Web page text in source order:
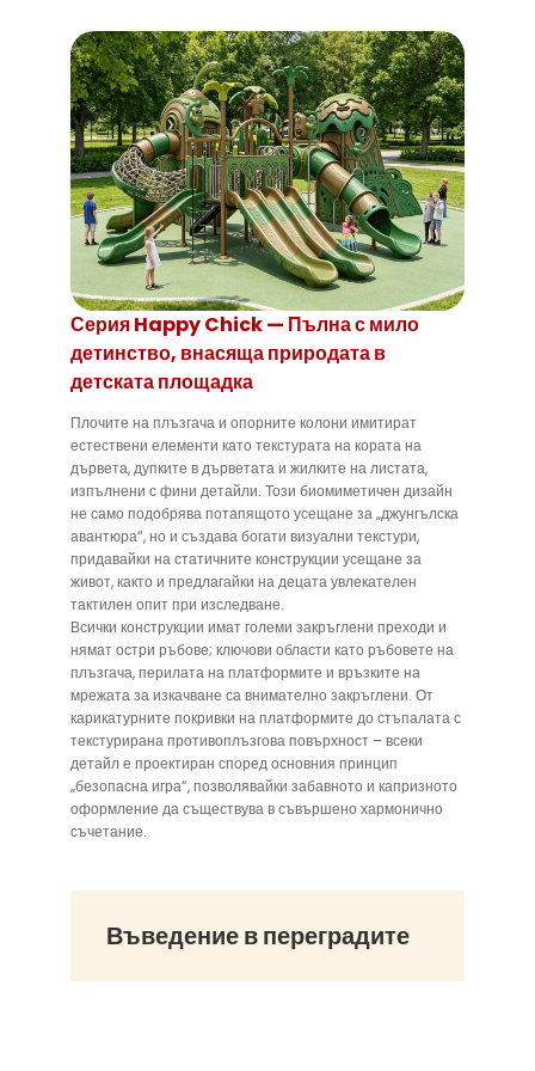
Серия Happy Chick — Пълна с мило
детинство, внасяща природата в
детската площадка
Плочите на плъзгача и опорните колони имитират
естествени елементи като текстурата на кората на
дървета, дупките в дърветата и жилките на листата,
изпълнени с фини детайли. Този биомиметичен дизайн
не само подобрява потапящото усещане за „джунгълска
авантюра“, но и създава богати визуални текстури,
придавайки на статичните конструкции усещане за
живот, както и предлагайки на децата увлекателен
тактилен опит при изследване.
Всички конструкции имат големи закръглени преходи и
нямат остри ръбове; ключови области като ръбовете на
плъзгача, перилата на платформите и връзките на
мрежата за изкачване са внимателно закръглени. От
карикатурните покривки на платформите до стъпалата с
текстурирана противоплъзгова повърхност – всеки
детайл е проектиран според основния принцип
„безопасна игра“, позволявайки забавното и капризното
оформление да съществува в съвършено хармонично
съчетание.
Въведение в переградите